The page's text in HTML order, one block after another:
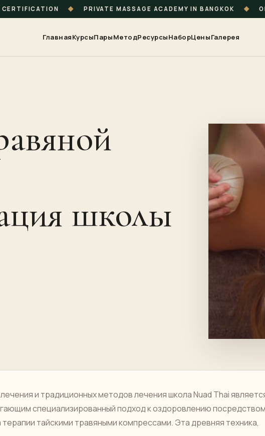
◆ PRIVATE MASSAGE ACADEMY IN BANGKOK ◆
ГлавнаяКурсыПарыМетодРесурсыНаборЦеныГалерея
школы
и традиционных методов лечения школа Nuad Thai
специализированный подход к оздоровлению посредством
тайскими травяными компрессами. Эта древняя техника,